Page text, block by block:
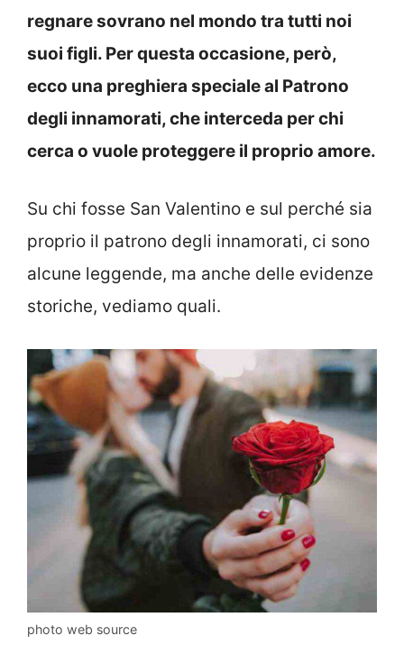
regnare sovrano nel mondo tra tutti noi
suoi figli. Per questa occasione, però,
ecco una preghiera speciale al Patrono
degli innamorati, che interceda per chi
cerca o vuole proteggere il proprio amore.
Su chi fosse San Valentino e sul perché sia
proprio il patrono degli innamorati, ci sono
alcune leggende, ma anche delle evidenze
storiche, vediamo quali.
photo web source